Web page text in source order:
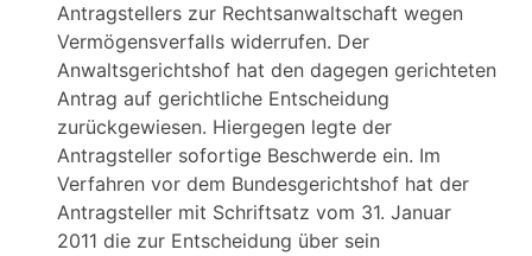
Antragstellers zur Rechtsanwaltschaft wegen
Vermögensverfalls widerrufen. Der
Anwaltsgerichtshof hat den dagegen gerichteten
Antrag auf gerichtliche Entscheidung
zurückgewiesen. Hiergegen legte der
Antragsteller sofortige Beschwerde ein. Im
Verfahren vor dem Bundesgerichtshof hat der
Antragsteller mit Schriftsatz vom 31. Januar
2011 die zur Entscheidung über sein